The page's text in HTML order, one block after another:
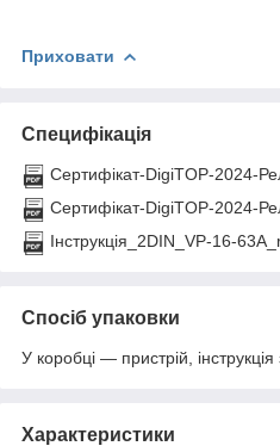
Приховати
Специфікація
Сертифікат-DigiTOP-2024-
Сертифікат-DigiTOP-2024-
Інструкція_2DIN_VP-16-
Спосіб упаковки
У коробці — пристрій,
Характеристики